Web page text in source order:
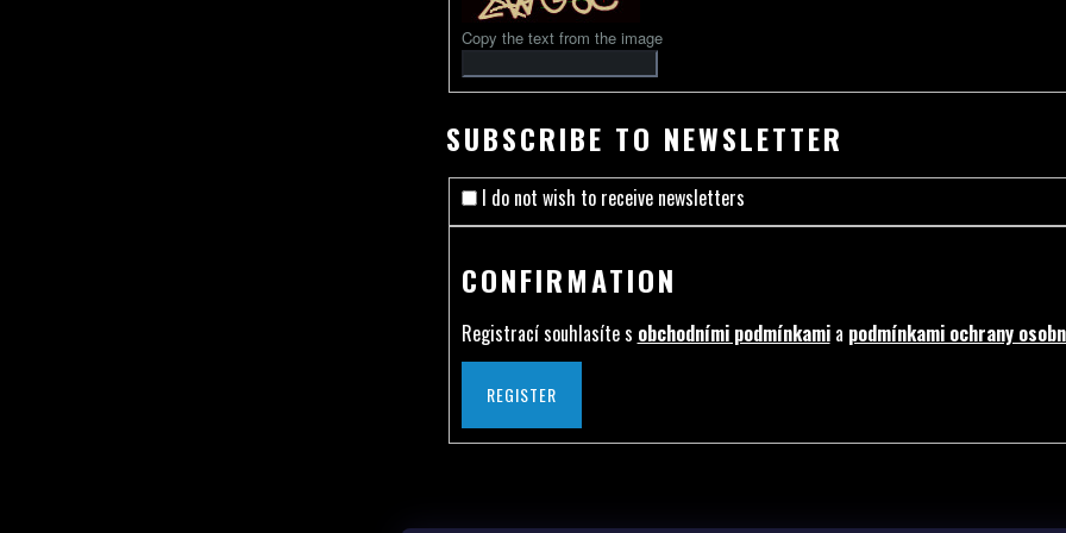
Copy the text from the image
SUBSCRIBE TO NEWSLETTER
I do not wish to receive newsletters
CONFIRMATION
Registrací souhlasíte s obchodními podmínkamia podmínkami ochrany
REGISTER